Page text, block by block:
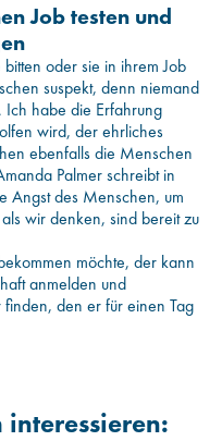
Job testen und
oder sie in ihrem Job
suspekt, denn niemand
habe die Erfahrung
wird, der ehrliches
ebenfalls die Menschen
Palmer schreibt in
Angst des Menschen, um
wir denken, sind bereit zu
möchte, der kann
anmelden und
den er für einen Tag
interessieren: